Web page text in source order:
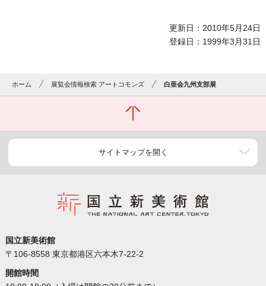
更新日：2010年5月24日
登録日：1999年3月31日
ホーム 展覧会情報検索 アートコモンズ 白亜会九州支部展
サイトマップを開く
国立新美術館
〒106-8558 東京都港区六本木7-22-2
開館時間